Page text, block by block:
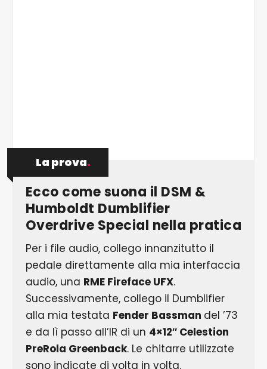
La prova.
Ecco come suona il DSM &
Humboldt Dumblifier
Overdrive Special nella pratica
Per i file audio, collego innanzitutto il
pedale direttamente alla mia interfaccia
audio, una RME Fireface UFX.
Successivamente, collego il Dumblifier
alla mia testata Fender Bassman del ’73
e da lì passo all’IR di un 4×12″ Celestion
PreRola Greenback. Le chitarre utilizzate
sono indicate di volta in volta.